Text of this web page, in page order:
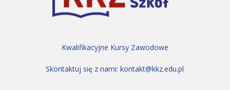
Kwalifikacyjne Kursy Zawodowe
Skontaktuj się z nami:kontakt@kkz.edu.pl